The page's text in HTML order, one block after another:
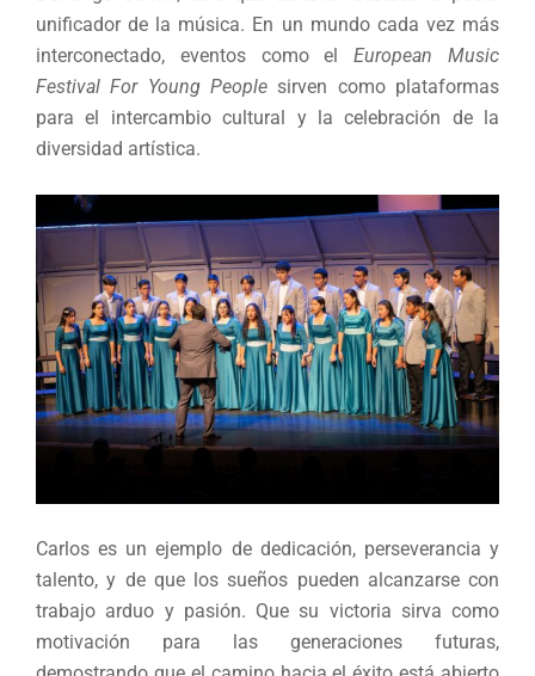
unificador de la música. En un mundo cada vez más
interconectado, eventos como elEuropean Music
Festival For Young People sirven como plataformas
para el intercambio cultural y la celebración de la
diversidad artística.
Carlos es un ejemplo de dedicación, perseverancia y
talento, y de que los sueños pueden alcanzarse con
trabajo arduo y pasión. Que su victoria sirva como
motivación para las generaciones futuras,